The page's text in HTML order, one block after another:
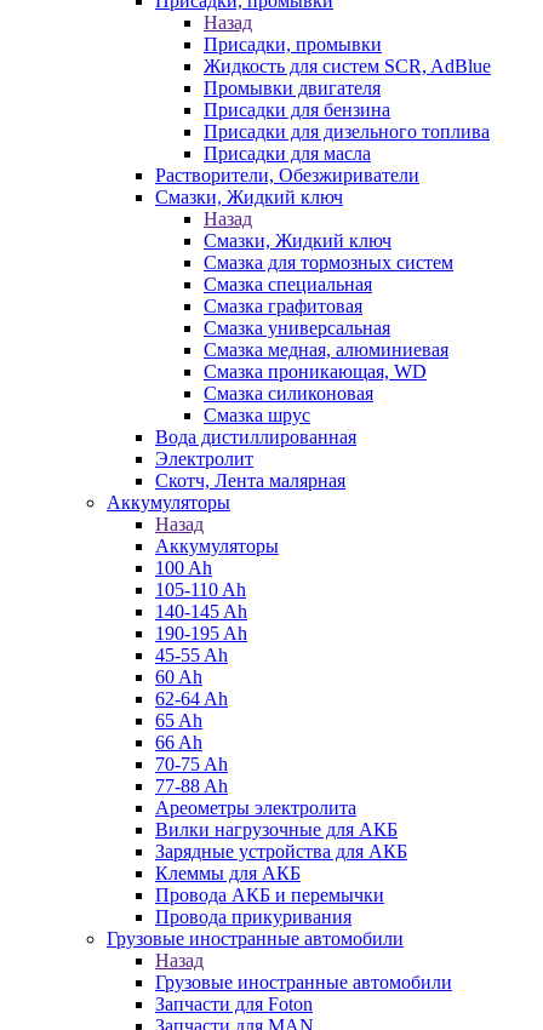
Назад
Присадки, промывки
Жидкость для систем SCR, AdBlue
Промывки двигателя
Присадки для бензина
Присадки для дизельного топлива
Присадки для масла
Растворители, Обезжириватели
Смазки, Жидкий ключ
Назад
Смазки, Жидкий ключ
Смазка для тормозных систем
Смазка специальная
Смазка графитовая
Смазка универсальная
Смазка медная, алюминиевая
Смазка проникающая, WD
Смазка силиконовая
Смазка шрус
Вода дистиллированная
Электролит
Скотч, Лента малярная
Аккумуляторы
Назад
Аккумуляторы
100 Ah
105-110 Ah
140-145 Ah
190-195 Ah
45-55 Ah
60 Ah
62-64 Ah
65 Ah
66 Ah
70-75 Ah
77-88 Ah
Ареометры электролита
Вилки нагрузочные для АКБ
Зарядные устройства для АКБ
Клеммы для АКБ
Провода АКБ и перемычки
Провода прикуривания
Грузовые иностранные автомобили
Назад
Грузовые иностранные автомобили
Запчасти для Foton
Запчасти для MAN